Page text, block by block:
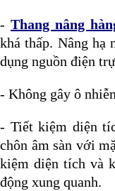
- Thang nâng
khá thấp. Nâng hạ
dụng nguồn điện
- Không gây ô
- Tiết kiệm diện
chôn âm sàn với
kiệm diện tích và
động xung quanh.